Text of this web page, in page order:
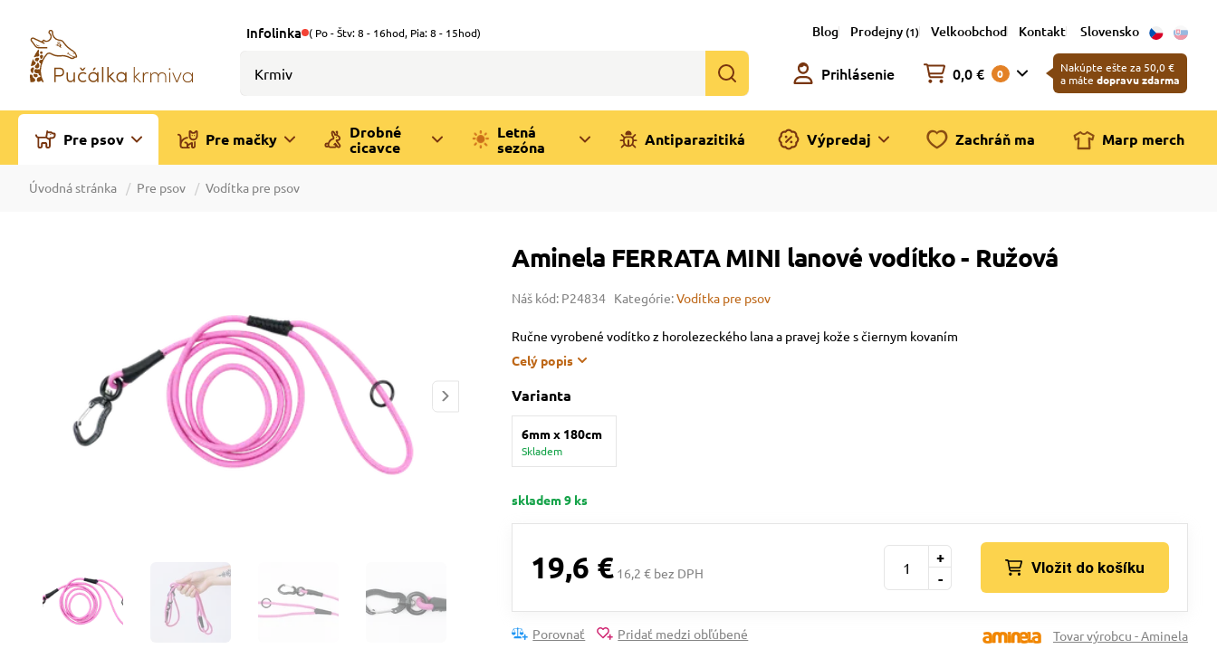
Infolinka ( Po - Štv: 8 - 16hod, Pia: 8 - 15hod) Blog Prodejny (1) Velkoobchod Kontakt Slovensko
Prihlásenie 0,0 € 0
Nakúpte ešte za 50,0 €
a máte dopravu zdarma
Pre psov Pre mačky
Drobné
cicavce
Letná
sezóna
Antiparazitiká Výpredaj Zachráň ma Marp merch
Úvodná stránka Pre psov Vodítka pre psov
Aminela FERRATA MINI lanové vodítko - Ružová
Náš kód: P24834 Kategórie:Vodítka pre psov
Ručne vyrobené vodítko z horolezeckého lana a pravej kože s čiernym kovaním
Celý popis
Varianta
6mm x 180cm
Skladem
skladem 9 ks
19,6 € 16,2 € bez DPH -
+
Vložit do košíku
Porovnať Pridať medzi obľúbené Tovar výrobcu - Aminela